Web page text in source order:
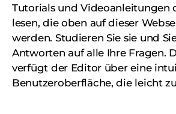
Tutorials und Videoanleitungen
lesen, die oben auf dieser
werden. Studieren Sie sie und
Antworten auf alle Ihre Fragen.
verfügt der Editor über eine
Benutzeroberfläche, die leicht